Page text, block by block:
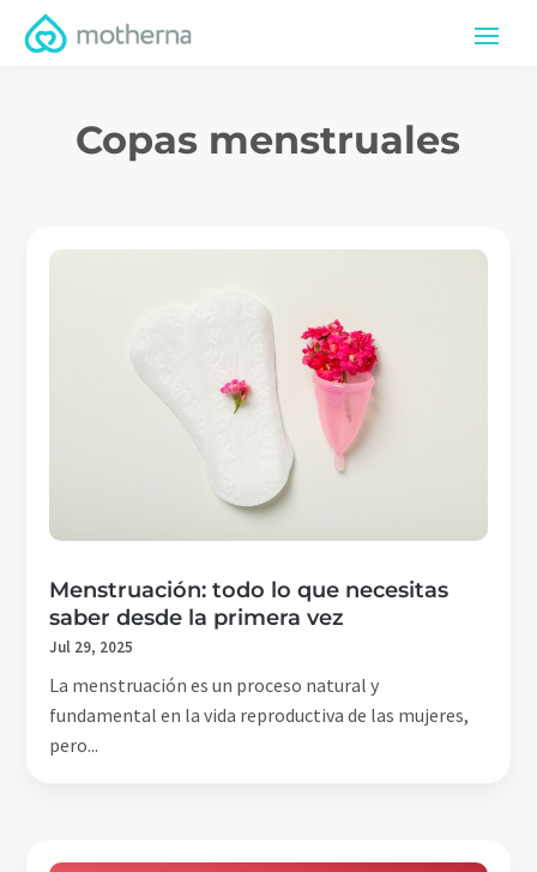
Copas menstruales
Menstruación: todo lo que necesitas
saber desde la primera vez
Jul 29, 2025
La menstruación es un proceso natural y
fundamental en la vida reproductiva de las mujeres,
pero...